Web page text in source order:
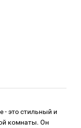
- это стильный и
комнаты. Он